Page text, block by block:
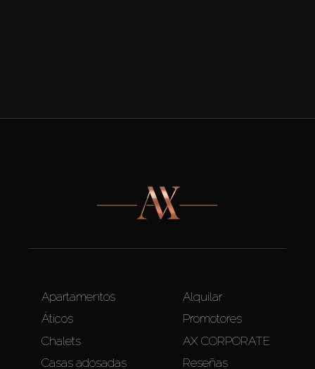
Apartamentos
Áticos
Chalets
Casas adosadas
Alquilar
Promotores
AX CORPORATE
Reseñas